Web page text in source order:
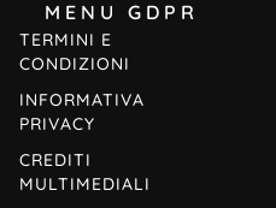
MENU GDPR
TERMINI E
CONDIZIONI
INFORMATIVA
PRIVACY
CREDITI
MULTIMEDIALI